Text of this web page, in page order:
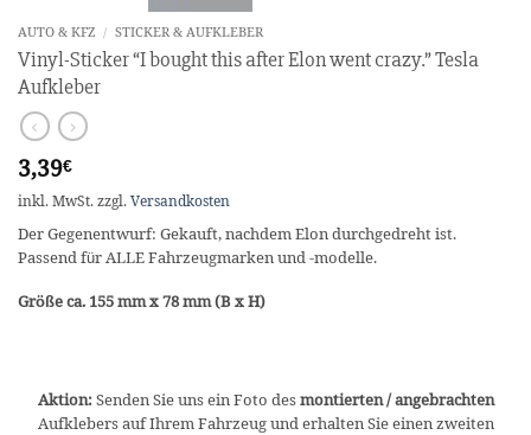
AUTO & KFZ / STICKER & AUFKLEBER
Vinyl-Sticker “I bought this after Elon went crazy.” Tesla
Aufkleber
3,39€
inkl. MwSt. zzgl. Versandkosten
Der Gegenentwurf: Gekauft, nachdem Elon durchgedreht ist.
Passend für ALLE Fahrzeugmarken und -modelle.
Größe ca. 155 mm x 78 mm (B x H)
Aktion:Senden Sie uns ein Foto desmontierten / angebrachten
Aufklebers auf Ihrem Fahrzeug und erhalten Sie einen zweiten